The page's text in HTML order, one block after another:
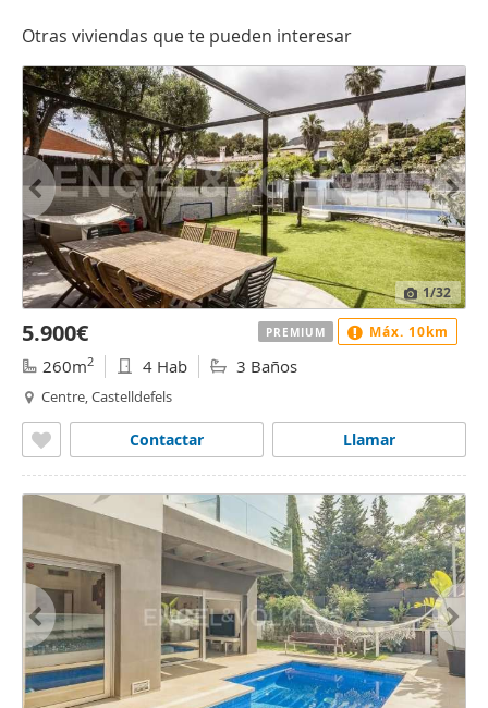
Otras viviendas que te pueden interesar
1/32
5.900€
260m2 4 Hab 3 Baños
Centre, Castelldefels
Llamar
Contactar
PREMIUM Máx. 10km